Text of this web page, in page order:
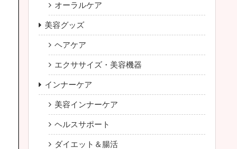
オーラルケア
美容グッズ
ヘアケア
エクササイズ・美容機器
インナーケア
美容インナーケア
ヘルスサポート
ダイエット＆腸活